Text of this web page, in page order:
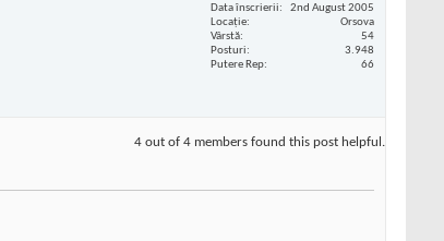
Data înscrierii
2nd August 2005
Locaţie
Orsova
Vârstă
54
Posturi
3.948
Putere Rep
66
4 out of 4 members found this post helpful.